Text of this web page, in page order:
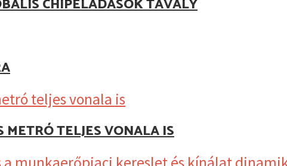
TELJES VONALA IS